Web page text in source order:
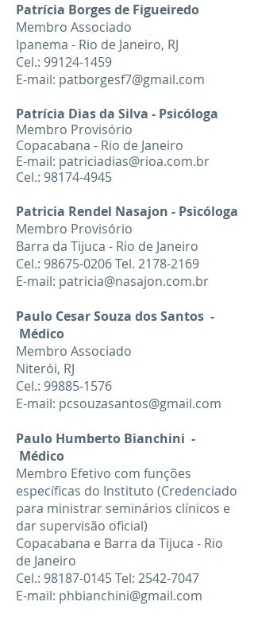
Patrícia Borges de Figueiredo
Membro Associado
Ipanema - Rio de Janeiro, RJ
Cel.: 99124-1459
E-mail: patborgesf7@gmail.com
Patrícia Dias da Silva - Psicóloga
Membro Provisório
Copacabana - Rio de Janeiro
E-mail: patriciadias@rioa.com.br
Cel.: 98174-4945
Patricia Rendel Nasajon - Psicóloga
Membro Provisório
Barra da Tijuca - Rio de Janeiro
Cel.: 98675-0206Tel. 2178-2169
E-mail: patricia@nasajon.com.br
Paulo Cesar Souza dos Santos -
Médico
Membro Associado
Niterói, RJ
Cel.: 99885-1576
E-mail: pcsouzasantos@gmail.com
Paulo Humberto Bianchini -
Médico
Membro Efetivo com funções
específicas do Instituto (Credenciado
para ministrar seminários clínicos e
dar supervisão oficial)
Copacabana e Barra da Tijuca - Rio
de Janeiro
Cel.: 98187-0145Tel: 2542-7047
E-mail: phbianchini@gmail.com